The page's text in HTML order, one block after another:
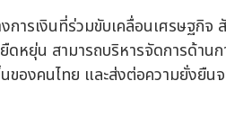
ารเงินที่ร่วมขับเคลื่อนเศรษฐกิ
ดหยุ่น สามารถบริหารจัดการด้าน
ของคนไทย และส่งต่อความยั่งยืน